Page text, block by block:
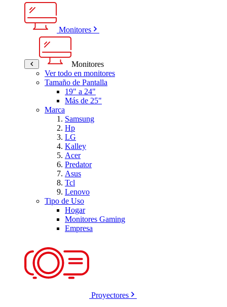
Monitores
Monitores
Ver todo en monitores
Tamaño de Pantalla
19" a 24"
Más de 25"
Marca
Samsung
Hp
LG
Kalley
Acer
Predator
Asus
Tcl
Lenovo
Tipo de Uso
Hogar
Monitores Gaming
Empresa
Proyectores